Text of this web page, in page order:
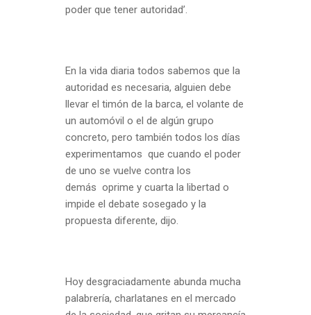
poder que tener autoridad’.
En la vida diaria todos sabemos que la
autoridad es necesaria, alguien debe
llevar el timón de la barca, el volante de
un automóvil o el de algún grupo
concreto, pero también todos los días
experimentamos que cuando el poder
de uno se vuelve contra los
demás oprime y cuarta la libertad o
impide el debate sosegado y la
propuesta diferente, dijo.
Hoy desgraciadamente abunda mucha
palabrería, charlatanes en el mercado